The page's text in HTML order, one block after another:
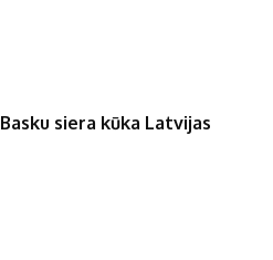
Basku siera kūka Latvijas